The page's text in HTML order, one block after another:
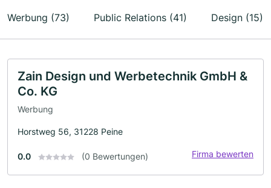
Werbung (73) Public Relations (41) Design (15)
Zain Design und Werbetechnik GmbH &
Co. KG
Werbung
Horstweg 56, 31228 Peine
0.0 (0 Bewertungen) Firma bewerten